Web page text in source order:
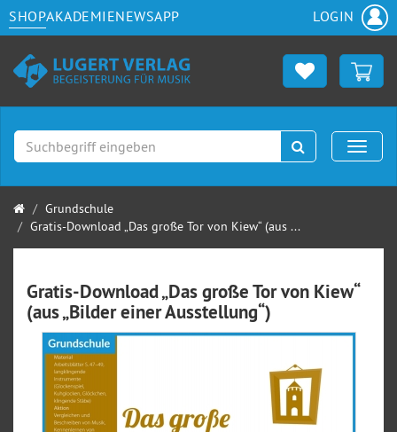
SHOPAKADEMIENEWSAPP LOGIN
Suchen
Startseite
Grundschule
Gratis-Download „Das große Tor von Kiew“ (aus ...
Gratis-Download „Das große Tor von Kiew“
(aus „Bilder einer Ausstellung“)